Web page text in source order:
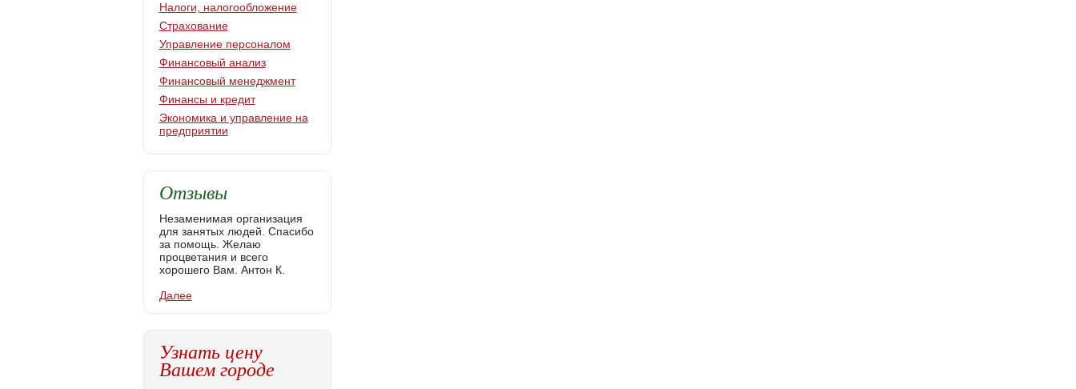
Налоги, налогообложение
Страхование
Управление персоналом
Финансовый анализ
Финансовый менеджмент
Финансы и кредит
Экономика и управление на
предприятии
Отзывы
Незаменимая организация
для занятых людей. Спасибо
за помощь. Желаю
процветания и всего
хорошего Вам. Антон К.
Далее
Узнать цену
Вашем городе